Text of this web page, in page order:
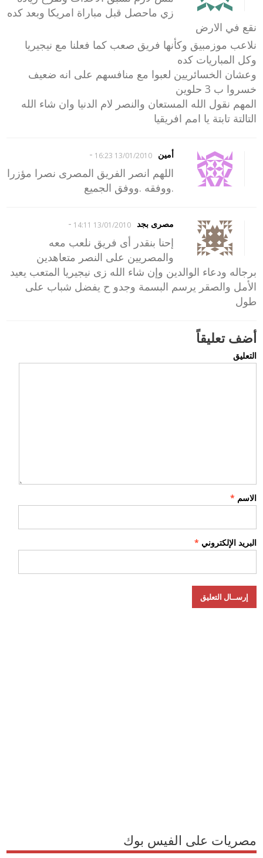
زي ماحصل قبل مباراة امريكا وبعد كده
نقع في الارض
نلاعب موزمبيق وكأنها فريق صعب كما فعلنا مع نيجيريا
وكل المباريات كده
وعشان الخسائريين لعبوا مع منافسهم على انه ضعيف
خسروا ب 3 حلوين
المهم نقول الله المستعان والنصر لام الدنيا وان شاء الله
التالتة تابتة يا امم افريقيا
أمين 13/01/2010 16:23
-
اللهم انصر الفريق المصرى نصرا مؤزرا
.ووفقه .ووفق الجميع
مصرى بجد 13/01/2010 14:11
-
إحنا بنقدر أى فريق نلعب معه
والمصريين على النصر متعاهدين
برجاله ودعاء الوالدين وإن شاء الله زى نيجيريا المتعب يعيد
الأمل والصقر يرسم البسمة وجدو ح يفضل شباب على
طول
أضف تعليقاً
التعليق
الاسم *
البريد الإلكتروني *
مصريات على الفيس بوك